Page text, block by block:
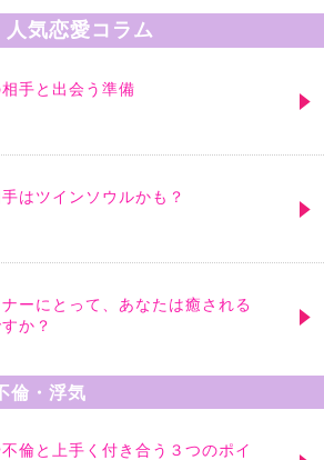
人気恋愛コラム
手と出会う準備
はツインソウルかも？
ーにとって、あなたは癒される
か？
倫・浮気
倫と上手く付き合う３つのポイ